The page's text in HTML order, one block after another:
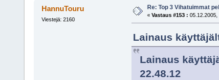
HannuTouru
Viestejä: 2160
Re: Top 3 Vihatuimmat
« Vastaus #153 : 05.12.2005,
Lainaus
Lainaus
22.48.12